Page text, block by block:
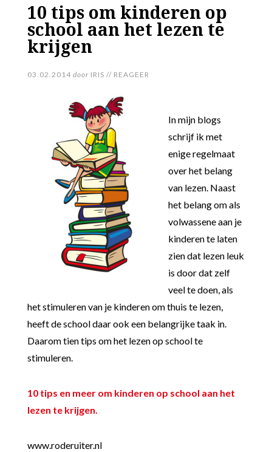
10 tips om kinderen op
school aan het lezen te
krijgen
03.02.2014 door IRIS // REAGEER
In mijn blogs
schrijf ik met
enige regelmaat
over het belang
van lezen. Naast
het belang om als
volwassene aan je
kinderen te laten
zien dat lezen leuk
is door dat zelf
veel te doen, als
het stimuleren van je kinderen om thuis te lezen,
heeft de school daar ook een belangrijke taak in.
Daarom tien tips om het lezen op school te
stimuleren.
10 tips en meer om kinderen op school aan het
lezen te krijgen.
www.roderuiter.nl